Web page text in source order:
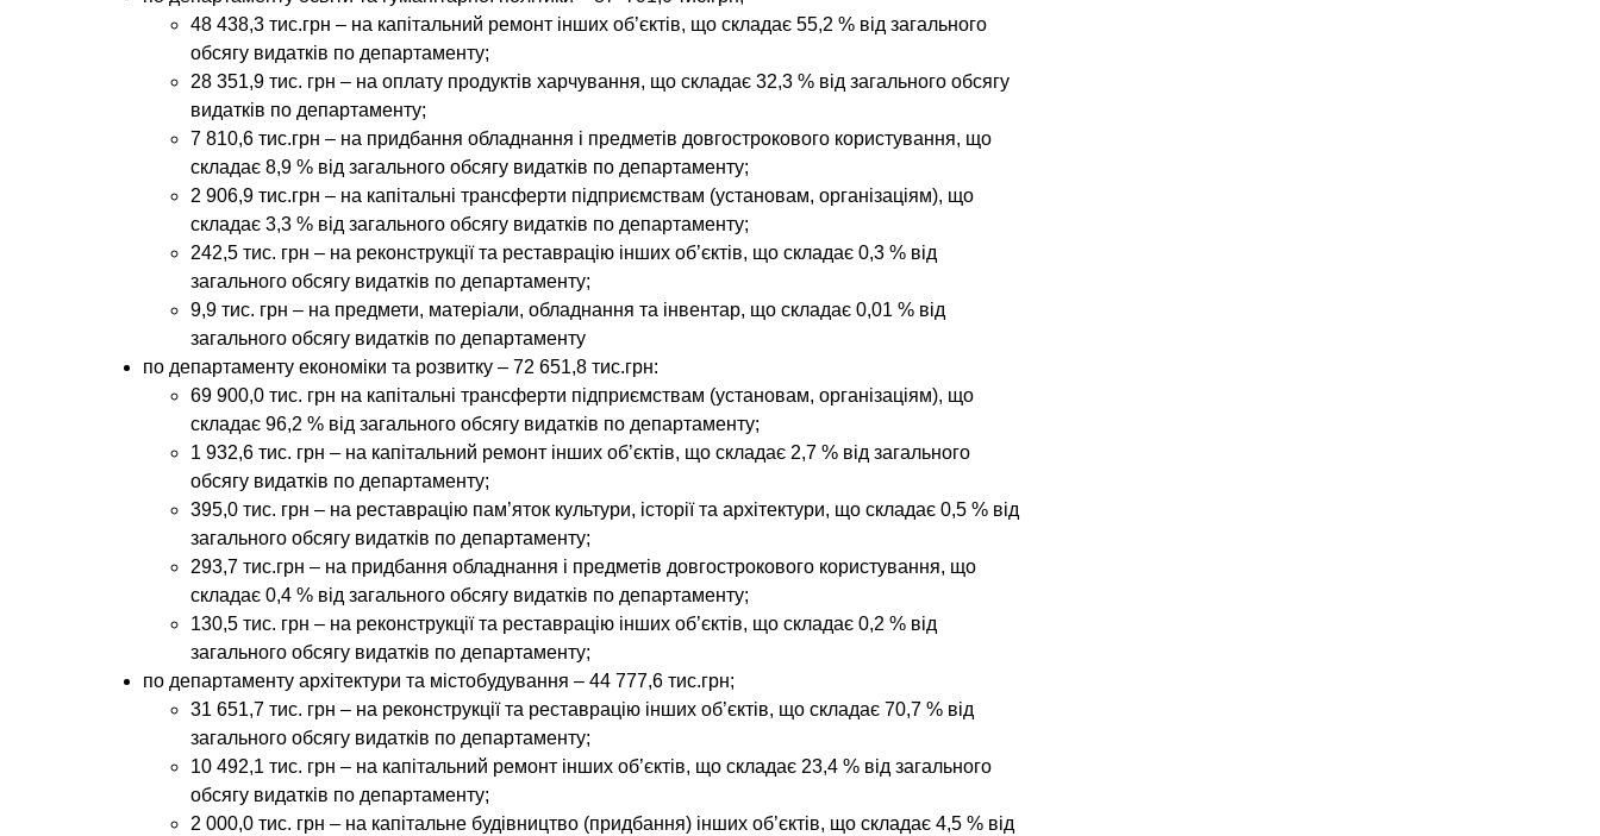
48 438,3 тис.грн – на капітальний ремонт інших об’єктів, що складає 55,2 % від загального
обсягу видатків по департаменту;
28 351,9 тис. грн – на оплату продуктів харчування, що складає 32,3 % від загального обсягу
видатків по департаменту;
7 810,6 тис.грн – на придбання обладнання і предметів довгострокового користування, що
складає 8,9 % від загального обсягу видатків по департаменту;
2 906,9 тис.грн – на капітальні трансферти підприємствам (установам, організаціям), що
складає 3,3 % від загального обсягу видатків по департаменту;
242,5 тис. грн – на реконструкції та реставрацію інших об’єктів, що складає 0,3 % від
загального обсягу видатків по департаменту;
9,9 тис. грн – на предмети, матеріали, обладнання та інвентар, що складає 0,01 % від
загального обсягу видатків по департаменту
по департаменту економіки та розвитку – 72 651,8 тис.грн:
69 900,0 тис. грн на капітальні трансферти підприємствам (установам, організаціям), що
складає 96,2 % від загального обсягу видатків по департаменту;
1 932,6 тис. грн – на капітальний ремонт інших об’єктів, що складає 2,7 % від загального
обсягу видатків по департаменту;
395,0 тис. грн – на реставрацію пам’яток культури, історії та архітектури, що складає 0,5 % від
загального обсягу видатків по департаменту;
293,7 тис.грн – на придбання обладнання і предметів довгострокового користування, що
складає 0,4 % від загального обсягу видатків по департаменту;
130,5 тис. грн – на реконструкції та реставрацію інших об’єктів, що складає 0,2 % від
загального обсягу видатків по департаменту;
по департаменту архітектури та містобудування – 44 777,6 тис.грн;
31 651,7 тис. грн – на реконструкції та реставрацію інших об’єктів, що складає 70,7 % від
загального обсягу видатків по департаменту;
10 492,1 тис. грн – на капітальний ремонт інших об’єктів, що складає 23,4 % від загального
обсягу видатків по департаменту;
2 000,0 тис. грн – на капітальне будівництво (придбання) інших об’єктів, що складає 4,5 % від